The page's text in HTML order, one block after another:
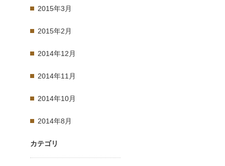
2015年3月
2015年2月
2014年12月
2014年11月
2014年10月
2014年8月
カテゴリ